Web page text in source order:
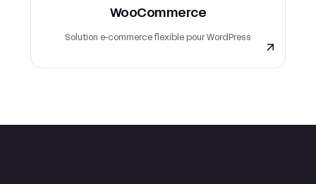
WooCommerce
Solution e-commerce flexible pour WordPress